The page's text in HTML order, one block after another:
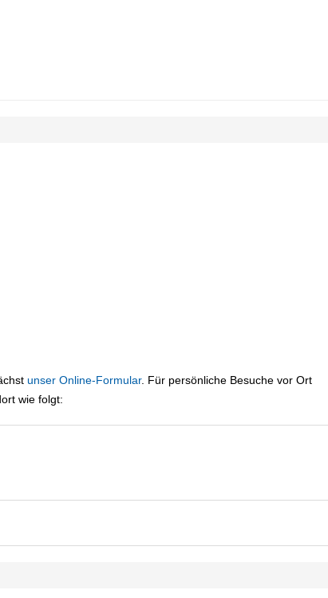
unser Online-Formular. Für persönliche Besuche vor Ort
wie folgt: